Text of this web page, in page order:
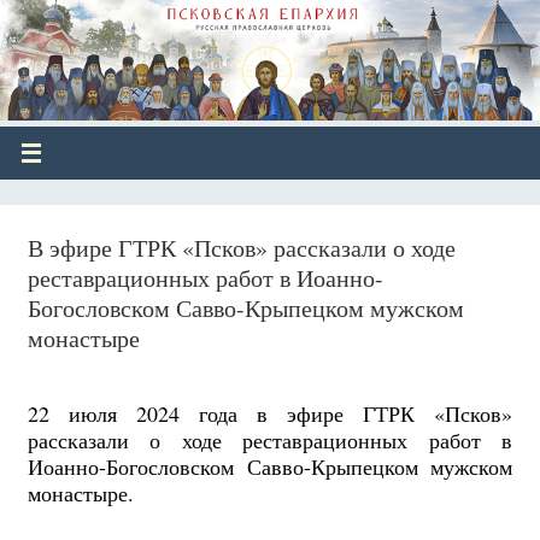
В эфире ГТРК «Псков» рассказали о ходе
реставрационных работ в Иоанно-
Богословском Савво-Крыпецком мужском
монастыре
22 июля 2024 года в эфире ГТРК «Псков»
рассказали о ходе реставрационных работ в
Иоанно-Богословском Савво-Крыпецком мужском
монастыре.